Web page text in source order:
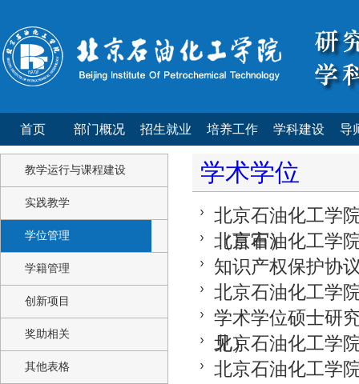
首页 部门概况 招生就业 培养工作 学科建设 导
教学运行与课程建设
实践教学
学位管理
学籍管理
创新项目
奖助相关
其他表格
学术学位
北京石油化工学
（盲审）
北京石油化工学
知识产权保护协
北京石油化工学
学术学位硕士研
见）
北京石油化工学
北京石油化工学